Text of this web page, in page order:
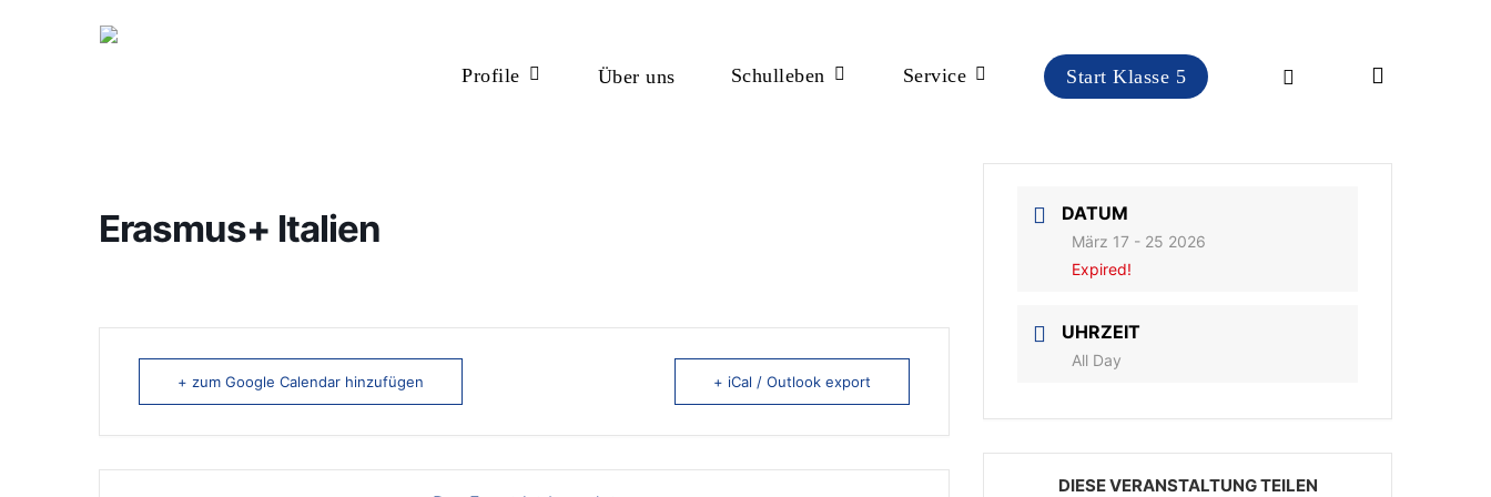
Profile Über uns Schulleben Service Start Klasse 5 instagram
Erasmus+ Italien
+ zum Google Calendar hinzufügen + iCal / Outlook export
DATUM
März 17 - 25 2026
Expired!
UHRZEIT
All Day
DIESE VERANSTALTUNG TEILEN